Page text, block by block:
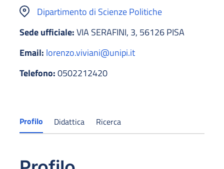
Dipartimento di Scienze Politiche
Sede ufficiale:VIA SERAFINI, 3, 56126 PISA
Email: lorenzo.viviani@unipi.it
Telefono:0502212420
Profilo Didattica Ricerca